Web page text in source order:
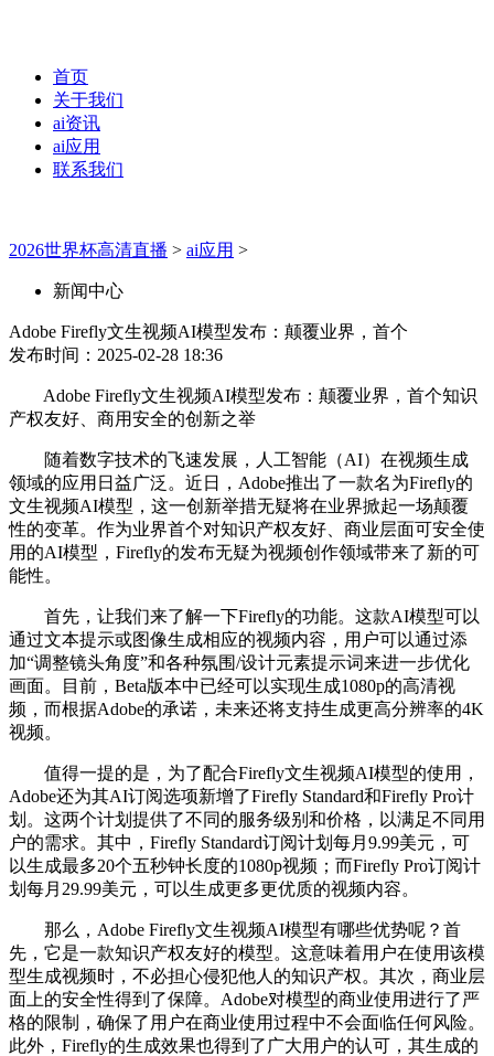
首页
关于我们
ai资讯
ai应用
联系我们
2026世界杯高清直播 > ai应用 >
新闻中心
Adobe Firefly文生视频AI模型发布：颠覆业界，首个
发布时间：2025-02-28 18:36
Adobe Firefly文生视频AI模型发布：颠覆业界，首个知识
产权友好、商用安全的创新之举
随着数字技术的飞速发展，人工智能（AI）在视频生成
领域的应用日益广泛。近日，Adobe推出了一款名为Firefly的
文生视频AI模型，这一创新举措无疑将在业界掀起一场颠覆
性的变革。作为业界首个对知识产权友好、商业层面可安全使
用的AI模型，Firefly的发布无疑为视频创作领域带来了新的可
能性。
首先，让我们来了解一下Firefly的功能。这款AI模型可以
通过文本提示或图像生成相应的视频内容，用户可以通过添
加“调整镜头角度”和各种氛围/设计元素提示词来进一步优化
画面。目前，Beta版本中已经可以实现生成1080p的高清视
频，而根据Adobe的承诺，未来还将支持生成更高分辨率的4K
视频。
值得一提的是，为了配合Firefly文生视频AI模型的使用，
Adobe还为其AI订阅选项新增了Firefly Standard和Firefly Pro计
划。这两个计划提供了不同的服务级别和价格，以满足不同用
户的需求。其中，Firefly Standard订阅计划每月9.99美元，可
以生成最多20个五秒钟长度的1080p视频；而Firefly Pro订阅计
划每月29.99美元，可以生成更多更优质的视频内容。
那么，Adobe Firefly文生视频AI模型有哪些优势呢？首
先，它是一款知识产权友好的模型。这意味着用户在使用该模
型生成视频时，不必担心侵犯他人的知识产权。其次，商业层
面上的安全性得到了保障。Adobe对模型的商业使用进行了严
格的限制，确保了用户在商业使用过程中不会面临任何风险。
此外，Firefly的生成效果也得到了广大用户的认可，其生成的